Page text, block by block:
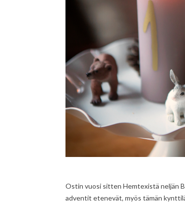
Ostin vuosi sitten Hemtexistä neljän
adventit etenevät, myös tämän